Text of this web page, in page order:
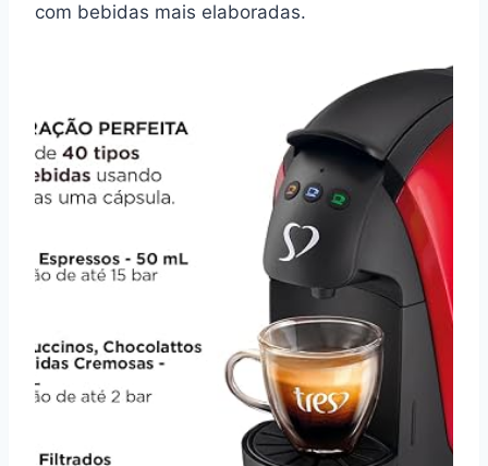
com bebidas mais elaboradas.